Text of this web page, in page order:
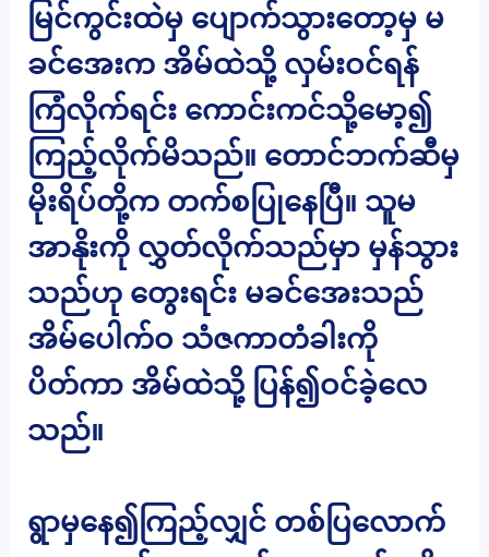
မြင်ကွင်းထဲမှ ပျောက်သွားတော့မှ မ
ခင်အေးက အိမ်ထဲသို့ လှမ်းဝင်ရန်
ကြံလိုက်ရင်း ကောင်းကင်သို့မော့၍
ကြည့်လိုက်မိသည်။ တောင်ဘက်ဆီမှ
မိုးရိပ်တို့က တက်စပြုနေပြီ။ သူမ
အာနိုးကို လွှတ်လိုက်သည်မှာ မှန်သွား
သည်ဟု တွေးရင်း မခင်အေးသည်
အိမ်ပေါက်ဝ သံဇကာတံခါးကို
ပိတ်ကာ အိမ်ထဲသို့ ပြန်၍ဝင်ခဲ့လေ
သည်။
ရွာမှနေ၍ကြည့်လျှင် တစ်ပြလောက်